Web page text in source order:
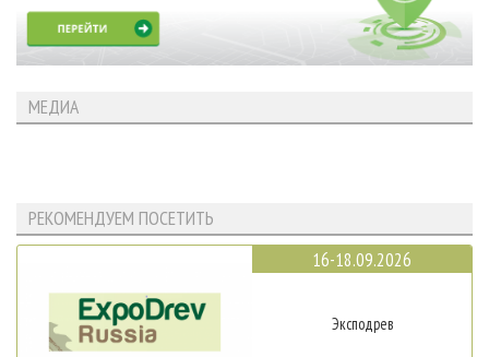
МЕДИА
РЕКОМЕНДУЕМ ПОСЕТИТЬ
16-18.09.2026
Эксподрев